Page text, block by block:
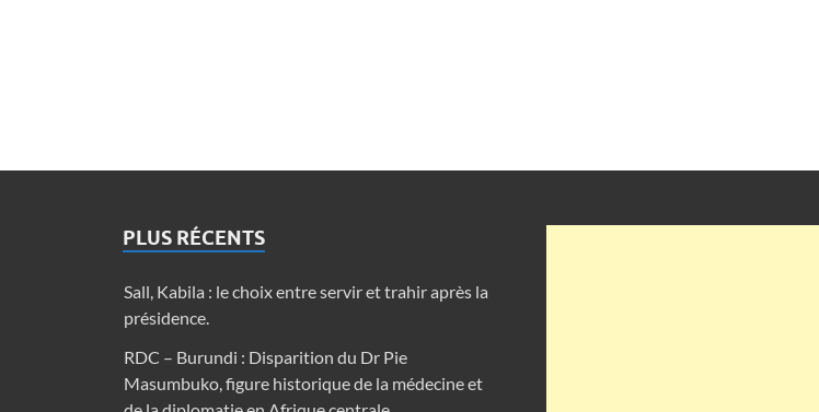
PLUS RÉCENTS
Sall, Kabila : le choix entre servir et trahir après la
présidence.
RDC – Burundi : Disparition du Dr Pie
Masumbuko, figure historique de la médecine et